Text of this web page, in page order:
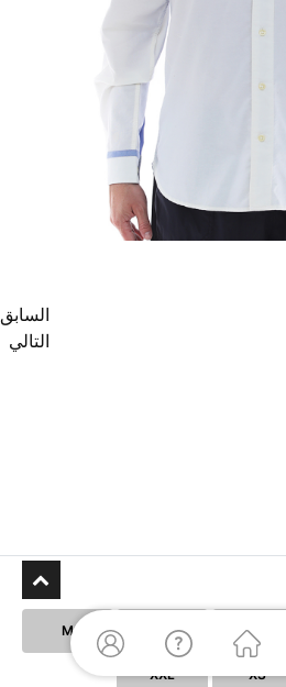
السابق
التالي
5XL
M
XS
XXL